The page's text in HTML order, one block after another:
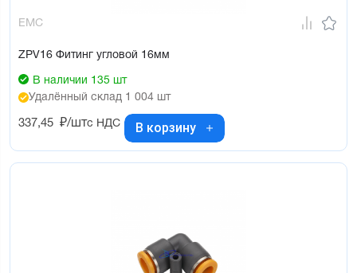
EMC
ZPV16 Фитинг угловой 16мм
В наличии 135 шт
Удалённый склад 1 004 шт
337,45 ₽/штс НДС В корзину